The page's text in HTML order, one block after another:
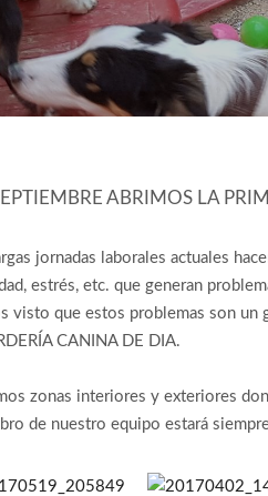
ABRIMOS LA
jornadas laborales actuales
estrés, etc. que generan
visto que estos problemas son
CANINA DE DIA.
zonas interiores y exteriores
de nuestro equipo estará